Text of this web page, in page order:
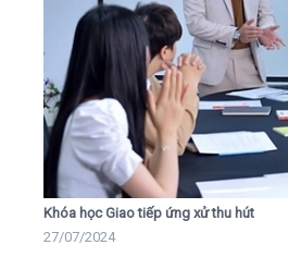
Khóa học Giao tiếp ứng xử thu hút
27/07/2024